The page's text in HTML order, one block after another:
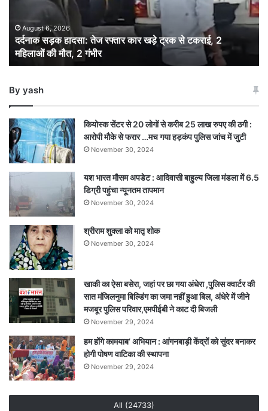
कार
ट्रक
टकराई,
2
की
मौत,
गंभीर
August 6, 2026
दर्दनाक सड़क हादसा: तेज रफ्तार कार खड़े ट्रक से टकराई, 2
महिलाओं की मौत, 2 गंभीर
By yash
कियोस्क सेंटर से 20 लोगों से करीब 25 लाख रुपए की ठगी :
आरोपी मौके से फरार …मच गया हड़कंप पुलिस जांच में जुटी
November 30, 2024
यश भारत मौसम अपडेट : आदिवासी बाहुल्य जिला मंडला में 6.5
डिग्री पहुंचा न्यूनतम तापमान
November 30, 2024
श्रीराम शुक्ला को मातृ शोक
November 30, 2024
खाकी का ऐसा बसेरा, जहां पर छा गया अंधेरा ,पुलिस क्वार्टर की
सात मंजिलनुमा बिल्डिंग का जमा नहीं हुआ बिल, अंधेरे में जीने
मजबूर पुलिस परिवार,एमपीईबी ने काट दी बिजली
November 29, 2024
हम होंगे कामयाब’ अभियान : आंगनबाड़ी केंद्रों को सुंदर बनाकर
होगी पोषण वाटिका की स्थापना
November 29, 2024
All (24733)